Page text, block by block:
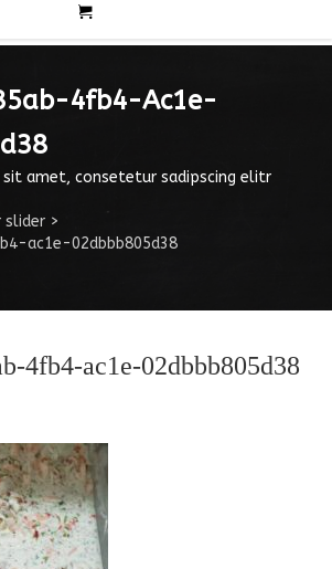
4fb4-Ac1e-
sit amet, consetetur sadipscing elitr
slider >
ac1e-02dbbb805d38
4fb4-ac1e-02dbbb805d38